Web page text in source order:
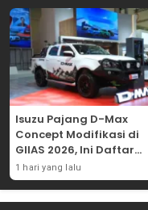
Isuzu Pajang D-Max
Concept Modifikasi di
GIIAS 2026, Ini Daftar
Ubahannya
1 hari yang lalu